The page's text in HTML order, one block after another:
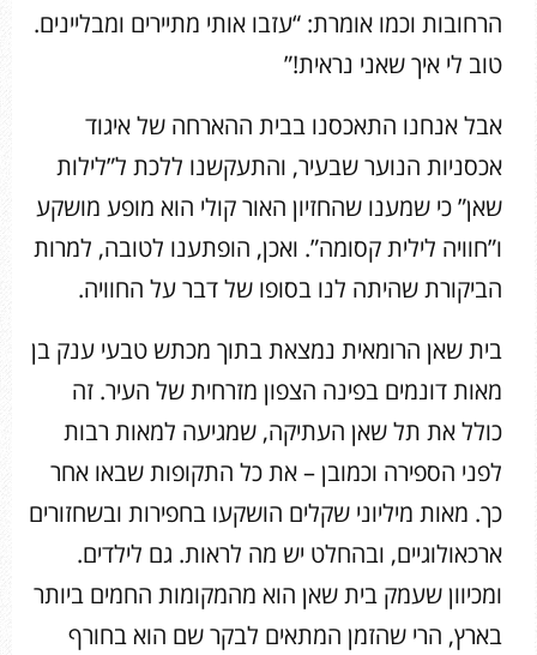
הרחובות וכמו אומרת: “עזבו אותי מתיירים ומבליינים.
טוב לי איך שאני נראית!”
אבל אנחנו התאכסנו בבית ההארחה של איגוד
אכסניות הנוער שבעיר, והתעקשנו ללכת ל”לילות
שאן” כי שמענו שהחזיון האור קולי הוא מופע מושקע
ו”חוויה לילית קסומה”. ואכן, הופתענו לטובה, למרות
הביקורת שהיתה לנו בסופו של דבר על החוויה.
בית שאן הרומאית נמצאת בתוך מכתש טבעי ענק בן
מאות דונמים בפינה הצפון מזרחית של העיר. זה
כולל את תל שאן העתיקה, שמגיעה למאות רבות
לפני הספירה וכמובן – את כל התקופות שבאו אחר
כך. מאות מיליוני שקלים הושקעו בחפירות ובשחזורים
ארכאולוגיים, ובהחלט יש מה לראות. גם לילדים.
ומכיוון שעמק בית שאן הוא מהמקומות החמים ביותר
בארץ, הרי שהזמן המתאים לבקר שם הוא בחורף